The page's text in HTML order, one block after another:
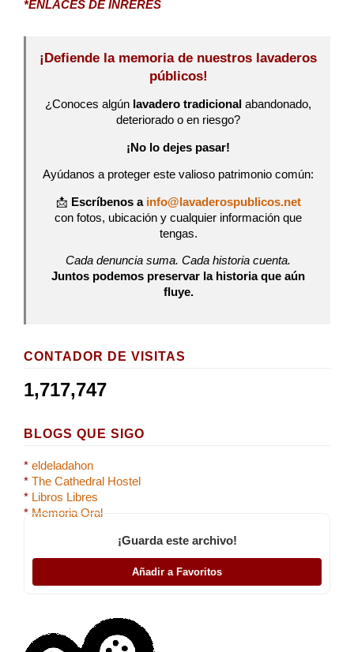
*ENLACES DE INRERÉS
¡Defiende la memoria de nuestros lavaderos
públicos!
¿Conoces algún lavadero tradicional abandonado,
deteriorado o en riesgo?
¡No lo dejes pasar!
Ayúdanos a proteger este valioso patrimonio común:
📩 Escríbenos a info@lavaderospublicos.net
con fotos, ubicación y cualquier información que
tengas.
Cada denuncia suma. Cada historia cuenta.
Juntos podemos preservar la historia que aún
fluye.
CONTADOR DE VISITAS
1,717,747
BLOGS QUE SIGO
* eldeladahon
* The Cathedral Hostel
* Libros Libres
* Memoria Oral
¡Guarda este archivo!
Añadir a Favoritos